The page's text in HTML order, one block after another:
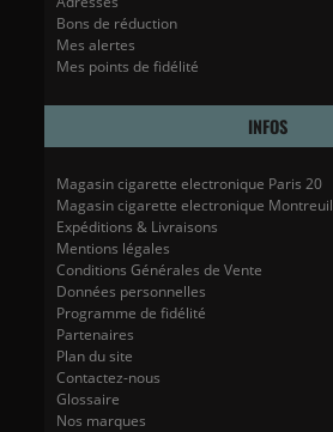
Bons de réduction
Mes alertes
Mes points de fidélité
INFOS
Magasin cigarette electronique Paris 20
Magasin cigarette electronique Montreuil
Expéditions & Livraisons
Mentions légales
Conditions Générales de Vente
Données personnelles
Programme de fidélité
Partenaires
Plan du site
Contactez-nous
Glossaire
Nos marques